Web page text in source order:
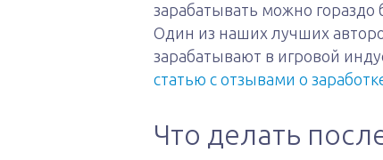
зарабатывать можно
Один из наших лучших
зарабатывают в игровой
статью с отзывами о
Что делать